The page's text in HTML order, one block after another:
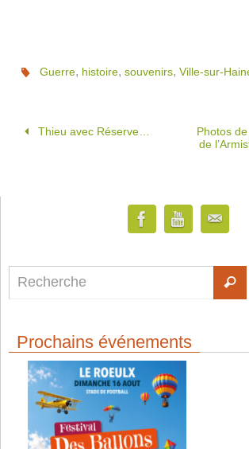
Guerre, histoire,souvenirs,Ville-sur-
Thieu avec Réserve…
Photos
de
Prochains événements